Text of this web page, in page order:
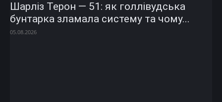
Шарліз Терон — 51: як голлівудська
бунтарка зламала систему та чому...
05.08.2026